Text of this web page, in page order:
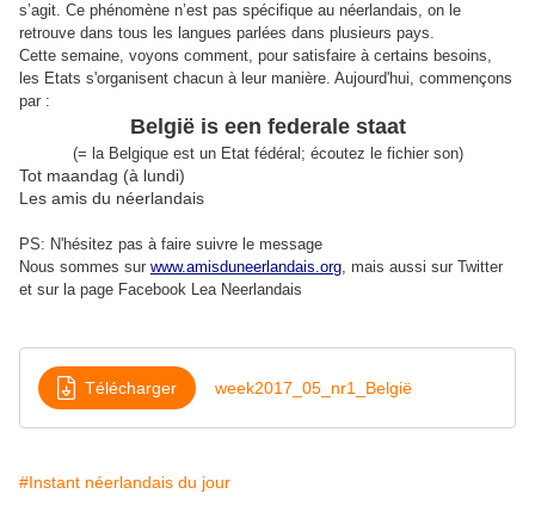
s’agit. Ce phénomène n’est pas spécifique au néerlandais, on le
retrouve dans tous les langues parlées dans plusieurs pays.
Cette semaine, voyons comment, pour satisfaire à certains besoins,
les Etats s'organisent chacun à leur manière. Aujourd'hui, commençons
par :
België is een federale staat
(= la Belgique est un Etat fédéral; écoutez le fichier son)
Tot maandag (à lundi)
Les amis du néerlandais
PS: N'hésitez pas à faire suivre le message
Nous sommes sur www.amisduneerlandais.org, mais aussi sur Twitter
et sur la page Facebook Lea Neerlandais
Télécharger week2017_05_nr1_België
#Instant néerlandais du jour